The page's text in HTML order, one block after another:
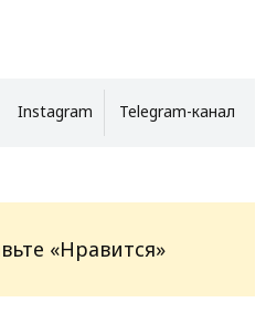
Instagram Telegram-канал
«Нравится»